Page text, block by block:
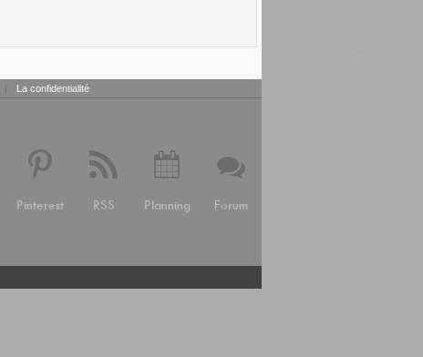
| La confidentialité
Pinterest RSS Planning Forum